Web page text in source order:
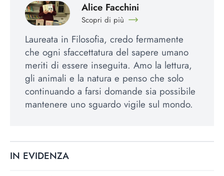
Alice Facchini
Scopri di più
Laureata in Filosofia, credo fermamente
che ogni sfaccettatura del sapere umano
meriti di essere inseguita. Amo la lettura,
gli animali e la natura e penso che solo
continuando a farsi domande sia possibile
mantenere uno sguardo vigile sul mondo.
IN EVIDENZA